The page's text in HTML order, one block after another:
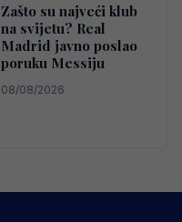
Zašto su najveći klub
na svijetu? Real
Madrid javno poslao
poruku Messiju
08/08/2026